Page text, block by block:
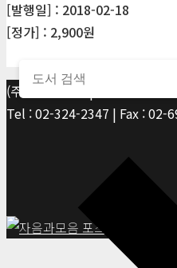
[발행일] : 2018-02-18
[정가] : 2,900원
(주)자음과모음 | 10881 경기
Tel : 02-324-2347 | Fax : 02-